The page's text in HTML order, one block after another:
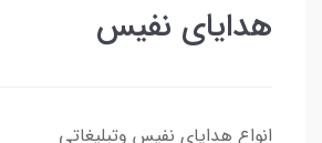
هدایای نفیس
انواع هدایای نفیس وتبلیغاتی